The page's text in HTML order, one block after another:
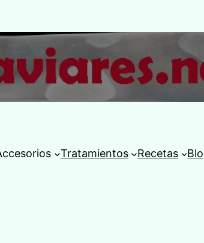
Tratamientos Recetas